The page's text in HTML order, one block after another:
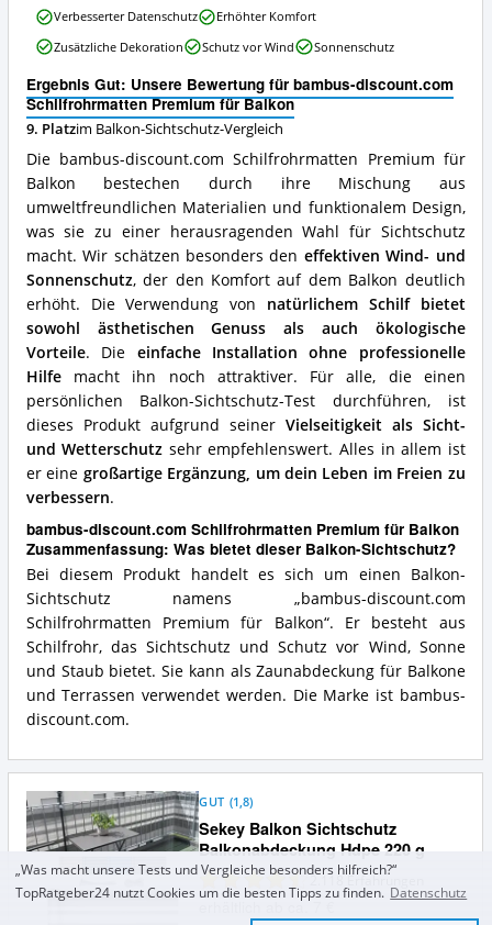
Sichtschutz
erhältlich?
Ergebnis Gut: Unsere Bewertung für bambus-discount.com
Schilfrohrmatten Premium für Balkon
9. Platzim Balkon-Sichtschutz-Vergleich
Die bambus-discount.com Schilfrohrmatten Premium für
Balkon bestechen durch ihre Mischung aus
umweltfreundlichen Materialien und funktionalem Design,
was sie zu einer herausragenden Wahl für Sichtschutz
macht. Wir schätzen besonders den effektiven Wind- und
Sonnenschutz, der den Komfort auf dem Balkon deutlich
erhöht. Die Verwendung von natürlichem Schilf bietet
sowohl ästhetischen Genuss als auch ökologische
Vorteile. Die einfache Installation ohne professionelle
Hilfemacht ihn noch attraktiver. Für alle, die einen
persönlichen Balkon-Sichtschutz-Test durchführen, ist
dieses Produkt aufgrund seiner Vielseitigkeit als Sicht-
und Wetterschutz sehr empfehlenswert. Alles in allem ist
er eine großartige Ergänzung, um dein Leben im Freien zu
verbessern.
bambus-discount.com Schilfrohrmatten Premium für Balkon
Zusammenfassung: Was bietet dieser Balkon-Sichtschutz?
Bei diesem Produkt handelt es sich um einen Balkon-
Sichtschutz namens „bambus-discount.com
Schilfrohrmatten Premium für Balkon“. Er besteht aus
Schilfrohr, das Sichtschutz und Schutz vor Wind, Sonne
und Staub bietet. Sie kann als Zaunabdeckung für Balkone
und Terrassen verwendet werden. Die Marke ist bambus-
discount.com.
bambus-
discount.com
Schilfrohrmatten
für
Balkon
Vorteile:
Was
spricht
für
diesen
Balkon-
Sichtschutz?
Verbesserter Datenschutz
Erhöhter Komfort
Zusätzliche Dekoration
Schutz vor Wind Sonnenschutz
Sekey Balkon Sichtschutz
Balkonabdeckung Hdpe 220 g
GUT (1,8)
erhältlich ab ca. 7 €
„Was macht unsere Tests und Vergleiche besonders hilfreich?“
TopRatgeber24 nutzt Cookies um die besten Tipps zu finden. Datenschutz